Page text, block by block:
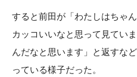
すると前田が「わたしはちゃ
カッコいいなと思って見てい
んだなと思います」と返すな
っている様子だった。